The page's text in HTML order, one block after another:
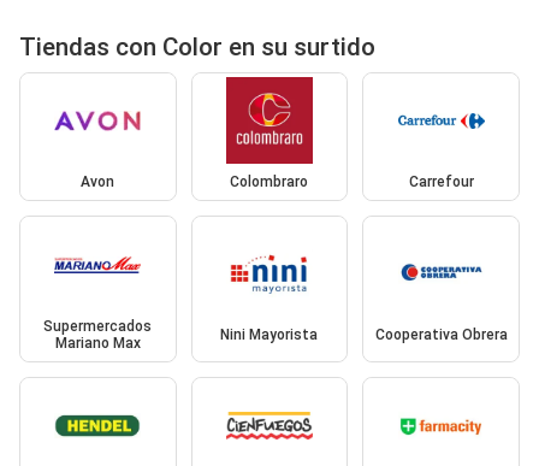
Tiendas con Color en su surtido
Avon Colombraro Carrefour
Supermercados
Mariano Max
Nini Mayorista Cooperativa Obrera